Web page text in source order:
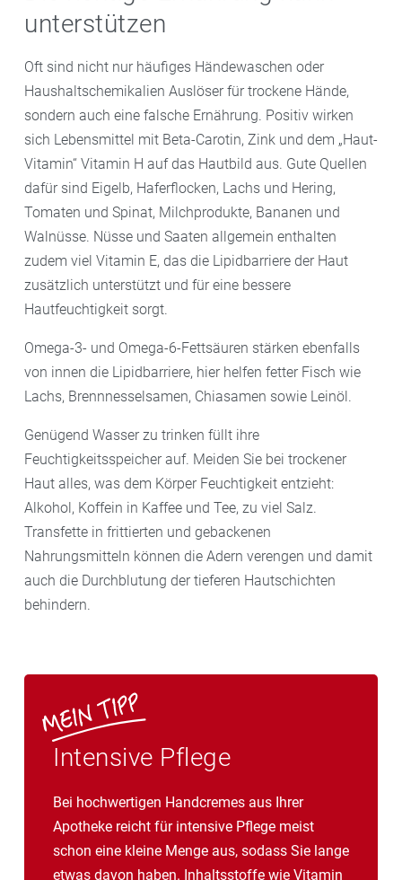
unterstützen
Oft sind nicht nur häufiges Händewaschen oder
Haushaltschemikalien Auslöser für trockene Hände,
sondern auch eine falsche Ernährung. Positiv wirken
sich Lebensmittel mit Beta-Carotin, Zink und dem „Haut-
Vitamin“ Vitamin H auf das Hautbild aus. Gute Quellen
dafür sind Eigelb, Haferflocken, Lachs und Hering,
Tomaten und Spinat, Milchprodukte, Bananen und
Walnüsse. Nüsse und Saaten allgemein enthalten
zudem viel Vitamin E, das die Lipidbarriere der Haut
zusätzlich unterstützt und für eine bessere
Hautfeuchtigkeit sorgt.
Omega-3- und Omega-6-Fettsäuren stärken ebenfalls
von innen die Lipidbarriere, hier helfen fetter Fisch wie
Lachs, Brennnesselsamen, Chiasamen sowie Leinöl.
Genügend Wasser zu trinken füllt ihre
Feuchtigkeitsspeicher auf. Meiden Sie bei trockener
Haut alles, was dem Körper Feuchtigkeit entzieht:
Alkohol, Koffein in Kaffee und Tee, zu viel Salz.
Transfette in frittierten und gebackenen
Nahrungsmitteln können die Adern verengen und damit
auch die Durchblutung der tieferen Hautschichten
behindern.
Intensive Pflege
Bei hochwertigen Handcremes aus Ihrer
Apotheke reicht für intensive Pflege meist
schon eine kleine Menge aus, sodass Sie lange
etwas davon haben. Inhaltsstoffe wie Vitamin